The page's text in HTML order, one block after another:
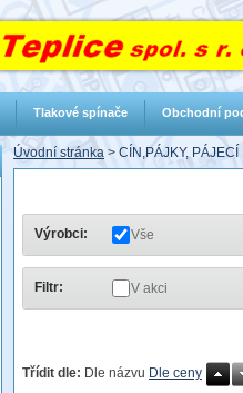
Úvodní stránka > CÍN,PÁJKY,
Výrobci: Vše
Filtr: V akci
Třídit dle: Dle názvu Dle ceny
Tlakové spínače Obchodní